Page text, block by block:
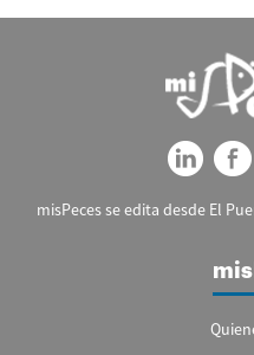
misPeces se edita desde El